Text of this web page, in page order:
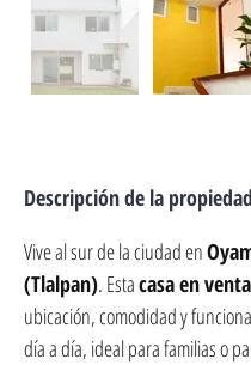
Descripción de la propiedad
Vive al sur de la ciudad en
(Tlalpan). Esta casa en venta
ubicación, comodidad y
día a día, ideal para familias o